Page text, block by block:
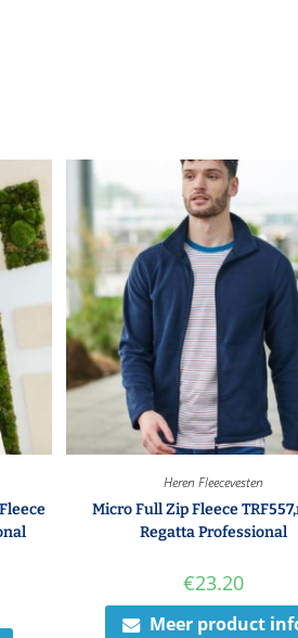
Heren Fleecevesten
Micro Full Zip Fleece
Regatta Professional
€23.20
Meer product